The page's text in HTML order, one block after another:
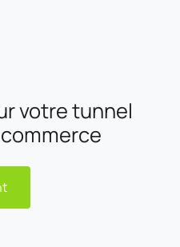
votre tunnel